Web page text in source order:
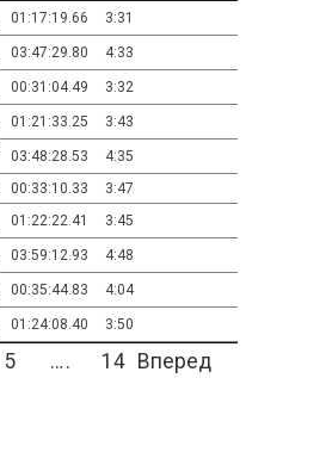
01:17:19.66 3:31
03:47:29.80 4:33
00:31:04.49 3:32
01:21:33.25 3:43
03:48:28.53
4:35
00:33:10.33
3:47
01:22:22.41 3:45
03:59:12.93 4:48
00:35:44.83 4:04
01:24:08.40 3:50
5 … 14 Вперед